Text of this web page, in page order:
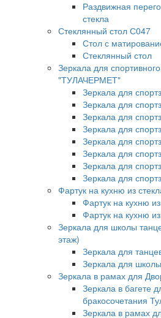
Раздвижная
стекла
Стеклянный стол С047
Стол с
Стеклянный стол
Зеркала для
"ТУЛАЧЕРМЕТ"
Зеркала для
Зеркала для
Зеркала для
Зеркала для
Зеркала для
Зеркала для
Зеркала для
Зеркала для
Фартук на кухню из
Фартук на кухню
Фартук на кухню
Зеркала для школы
этаж)
Зеркала для
Зеркала для
Зеркала в рамах для
Зеркала в багете
бракосочетания
Зеркала в рамах